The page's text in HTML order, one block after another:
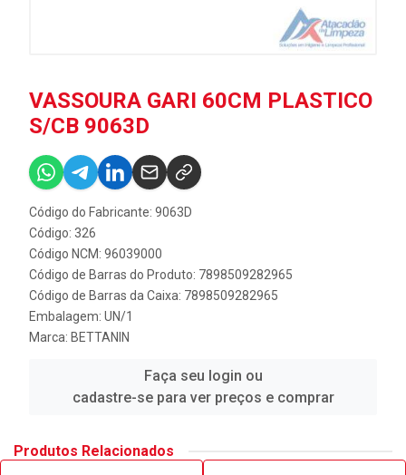
VASSOURA GARI 60CM PLASTICO
S/CB 9063D
Código do Fabricante: 9063D
Código: 326
Código NCM: 96039000
Código de Barras do Produto: 7898509282965
Código de Barras da Caixa: 7898509282965
Embalagem: UN/1
Marca: BETTANIN
Faça seu login ou
cadastre-se para ver preços e comprar
Produtos Relacionados